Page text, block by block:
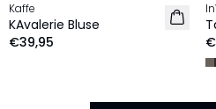
NEU
Kaffe
KAvalerie Bluse
€39,95